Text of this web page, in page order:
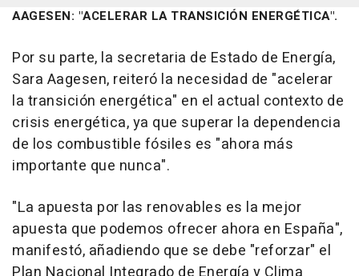
AAGESEN: "ACELERAR LA TRANSICIÓN ENERGÉTICA".
Por su parte, la secretaria de Estado de Energía,
Sara Aagesen, reiteró la necesidad de "acelerar
la transición energética" en el actual contexto de
crisis energética, ya que superar la dependencia
de los combustible fósiles es "ahora más
importante que nunca".
"La apuesta por las renovables es la mejor
apuesta que podemos ofrecer ahora en España",
manifestó, añadiendo que se debe "reforzar" el